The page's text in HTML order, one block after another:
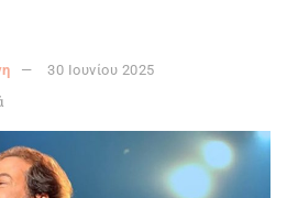
30 Ιουνίου 2025